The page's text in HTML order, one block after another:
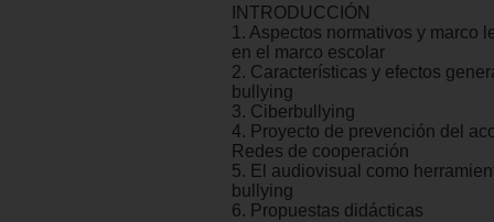
INTRODUCCIÓN
1. Aspectos normativos y marco
en el marco escolar
2. Características y efectos
bullying
3. Ciberbullying
4. Proyecto de prevención del
Redes de cooperación
5. El audiovisual como
bullying
6. Propuestas didácticas